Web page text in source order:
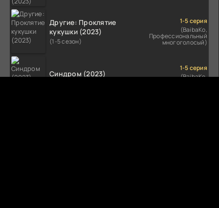
Другие: Проклятие
кукушки (2023)
(1-5 сезон)
1-5 серия
(BaibaKo,
Профессиональный
многоголосый)
Синдром (2023)
1-5 серия
(BaibaKo,